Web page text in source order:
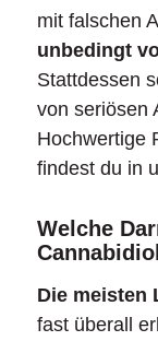
mit falschen
unbedingt
Stattdessen
von seriösen
Hochwertige
findest du in
Welche
Die meisten
fast überall